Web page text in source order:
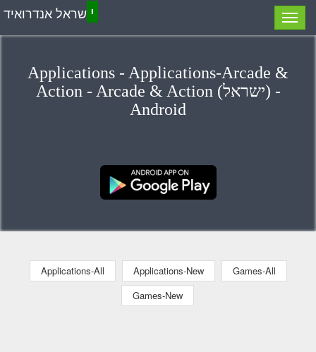
י שראל אנדרואיד
Applications - Applications-Arcade &
Action - Arcade & Action (ישראל) -
Android
Applications-All Applications-New
Games-All
Games-New